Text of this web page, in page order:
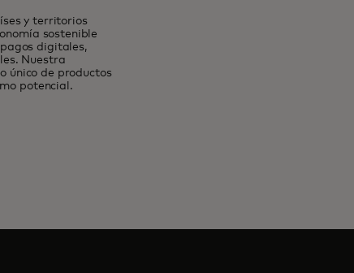
y territorios
sostenible
digitales,
Nuestra
único de productos
potencial.